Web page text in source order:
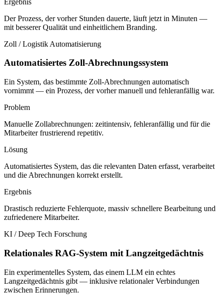
Der Prozess, der vorher Stunden dauerte, läuft jetzt in Minuten —
mit besserer Qualität und einheitlichem Branding.
Zoll / Logistik Automatisierung
Automatisiertes Zoll-Abrechnungssystem
Ein System, das bestimmte Zoll-Abrechnungen automatisch
vornimmt — ein Prozess, der vorher manuell und fehleranfällig war.
Problem
Manuelle Zollabrechnungen: zeitintensiv, fehleranfällig und für die
Mitarbeiter frustrierend repetitiv.
Lösung
Automatisiertes System, das die relevanten Daten erfasst, verarbeitet
und die Abrechnungen korrekt erstellt.
Ergebnis
Drastisch reduzierte Fehlerquote, massiv schnellere Bearbeitung und
zufriedenere Mitarbeiter.
KI / Deep Tech Forschung
Relationales RAG-System mit Langzeitgedächtnis
Ein experimentelles System, das einem LLM ein echtes
Langzeitgedächtnis gibt — inklusive relationaler Verbindungen
zwischen Erinnerungen.